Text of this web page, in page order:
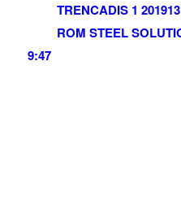
TRENCADIS 1 2019
ROM STEEL
9:47